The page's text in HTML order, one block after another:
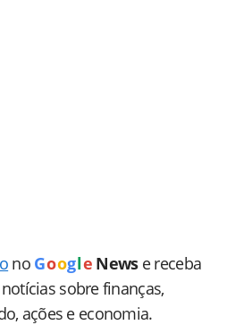
no Goog le News e receba
sobre finanças,
ações e economia.